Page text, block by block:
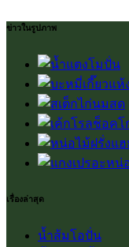
ข่าวในรูปภาพ
เรื่องล่าสุด
น้ำส้มโอปั่น